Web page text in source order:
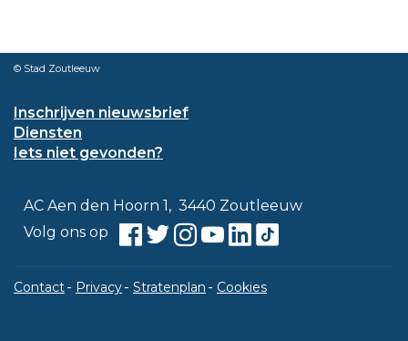
© Stad Zoutleeuw
Inschrijven nieuwsbrief
Diensten
Iets niet gevonden?
Contact
Adres
AC Aen den Hoorn 1 ,
3440 Zoutleeuw
Volg ons op
Facebook
TwitterInstagram
Youtube
Linkedin
TikTok
Contact Privacy Stratenplan Cookies